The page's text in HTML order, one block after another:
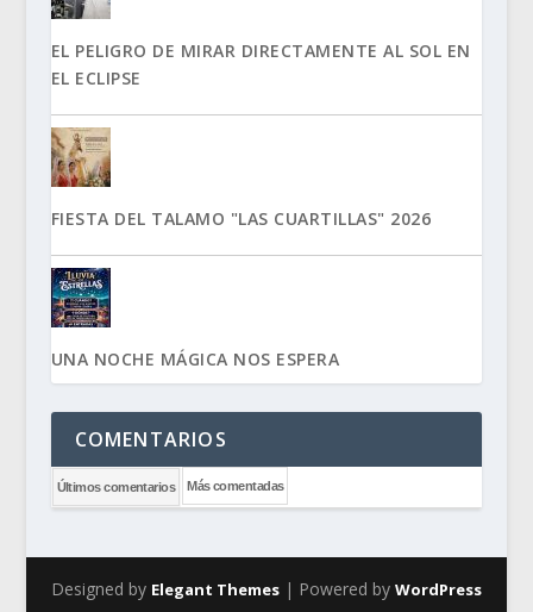
EL PELIGRO DE MIRAR DIRECTAMENTE AL SOL EN
EL ECLIPSE
FIESTA DEL TALAMO "LAS CUARTILLAS" 2026
UNA NOCHE MÁGICA NOS ESPERA
COMENTARIOS
Últimos comentarios Más comentadas
Designed by Elegant Themes| Powered by WordPress